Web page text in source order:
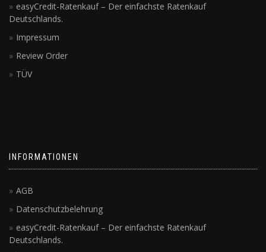
easyCredit-Ratenkauf – Der einfachste Ratenkauf
Deutschlands.
Impressum
Review Order
TÜV
INFORMATIONEN
AGB
Datenschutzbelehrung
easyCredit-Ratenkauf – Der einfachste Ratenkauf
Deutschlands.